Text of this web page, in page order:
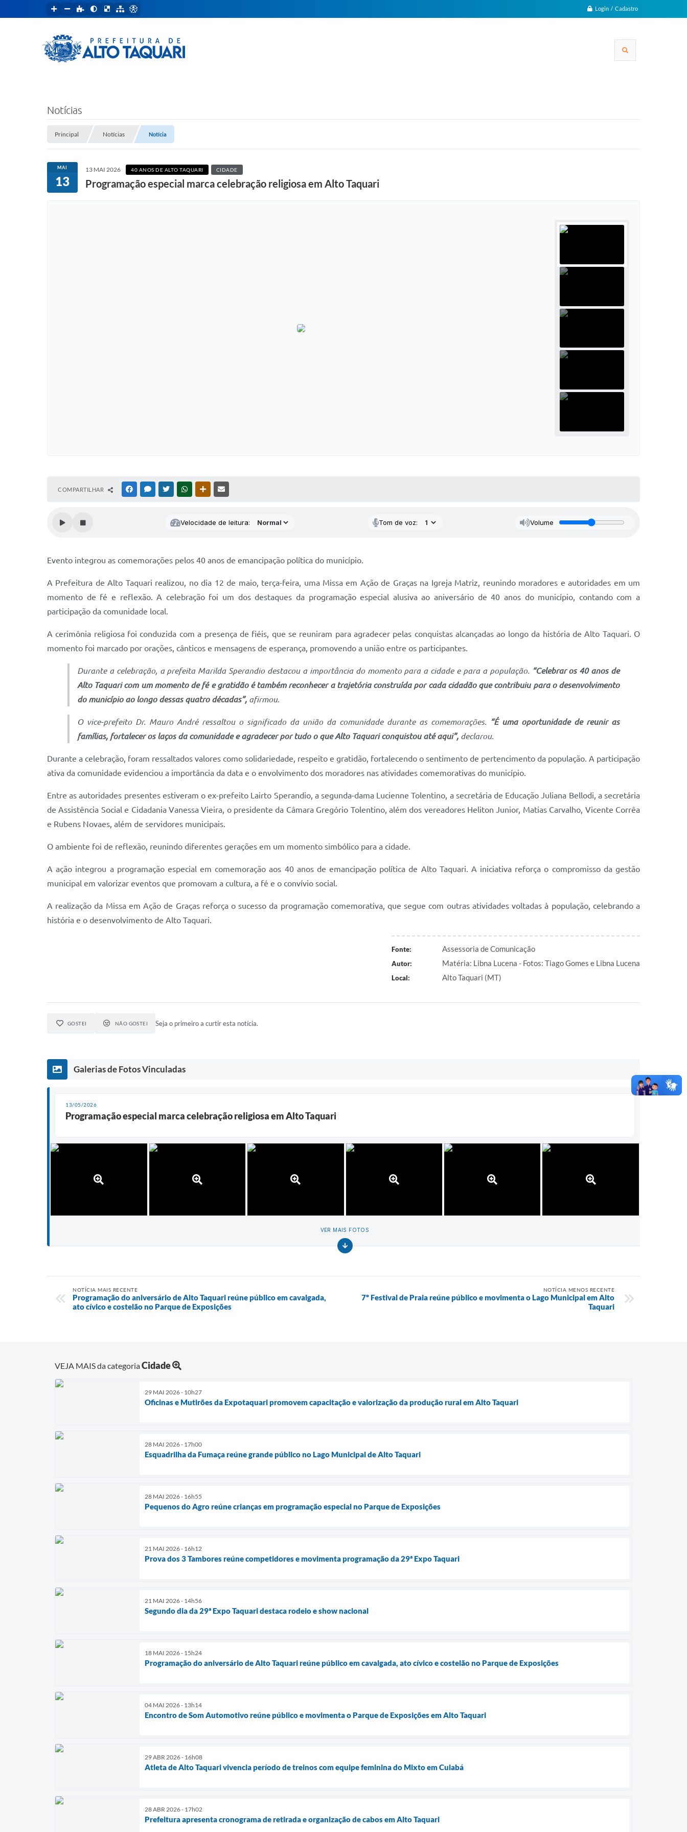
Login / Cadastro
Notícias
Principal Notícias Notícia
MAI
13
13 MAI 2026 40 ANOS DE ALTO TAQUARI CIDADE
Programação especial marca celebração religiosa em Alto Taquari
COMPARTILHAR FACEBOOKMESSENGER
TWITTERWHATSAPPOUTRAS MÍDIAS
Velocidade de leitura: Tom de voz: Volume
Evento integrou as comemorações pelos 40 anos de emancipação política do município.
A Prefeitura de Alto Taquari realizou, no dia 12 de maio, terça-feira, uma Missa em Ação de Graças na Igreja Matriz, reunindo moradores e autoridades em um
momento de fé e reflexão. A celebração foi um dos destaques da programação especial alusiva ao aniversário de 40 anos do município, contando com a
participação da comunidade local.
A cerimônia religiosa foi conduzida com a presença de fiéis, que se reuniram para agradecer pelas conquistas alcançadas ao longo da história de Alto Taquari. O
momento foi marcado por orações, cânticos e mensagens de esperança, promovendo a união entre os participantes.
Durante a celebração, a prefeita Marilda Sperandio destacou a importância do momento para a cidade e para a população. “Celebrar os 40 anos de
Alto Taquari com um momento de fé e gratidão é também reconhecer a trajetória construída por cada cidadão que contribuiu para o desenvolvimento
do município ao longo dessas quatro décadas”, afirmou.
O vice-prefeito Dr. Mauro André ressaltou o significado da união da comunidade durante as comemorações.
“É uma oportunidade de reunir as
famílias, fortalecer os laços da comunidade e agradecer por tudo o que Alto Taquari conquistou até aqui”, declarou.
Durante a celebração, foram ressaltados valores como solidariedade, respeito e gratidão, fortalecendo o sentimento de pertencimento da população. A participação
ativa da comunidade evidenciou a importância da data e o envolvimento dos moradores nas atividades comemorativas do município.
Entre as autoridades presentes estiveram o ex-prefeito Lairto Sperandio, a segunda-dama Lucienne Tolentino, a secretária de Educação Juliana Bellodi, a secretária
de Assistência Social e Cidadania Vanessa Vieira, o presidente da Câmara Gregório Tolentino, além dos vereadores Heliton Junior, Matias Carvalho, Vicente Corrêa
e Rubens Novaes, além de servidores municipais.
O ambiente foi de reflexão, reunindo diferentes gerações em um momento simbólico para a cidade.
A ação integrou a programação especial em comemoração aos 40 anos de emancipação política de Alto Taquari. A iniciativa reforça o compromisso da gestão
municipal em valorizar eventos que promovam a cultura, a fé e o convívio social.
A realização da Missa em Ação de Graças reforça o sucesso da programação comemorativa, que segue com outras atividades voltadas à população, celebrando a
história e o desenvolvimento de Alto Taquari.
Fonte: Assessoria de Comunicação
Autor: Matéria: Libna Lucena - Fotos: Tiago Gomes e Libna Lucena
Local: Alto Taquari (MT)
GOSTEI NÃO GOSTEI Seja o primeiro a curtir esta notícia.
Galerias de Fotos Vinculadas
13/05/2026
Programação especial marca celebração religiosa em Alto Taquari
VER MAIS FOTOS
NOTÍCIA MAIS RECENTE
Programação do aniversário de Alto Taquari reúne público em cavalgada,
ato cívico e costelão no Parque de Exposições
NOTÍCIA MENOS RECENTE
7º Festival de Praia reúne público e movimenta o Lago Municipal em Alto
Taquari
VEJA MAIS da categoriaCidade
29 MAI 2026 - 10h27
Oficinas e Mutirões da Expotaquari promovem capacitação e valorização da produção rural em Alto Taquari
28 MAI 2026 - 17h00
Esquadrilha da Fumaça reúne grande público no Lago Municipal de Alto Taquari
28 MAI 2026 - 16h55
Pequenos do Agro reúne crianças em programação especial no Parque de Exposições
21 MAI 2026 - 16h12
Prova dos 3 Tambores reúne competidores e movimenta programação da 29ª Expo Taquari
21 MAI 2026 - 14h56
Segundo dia da 29ª Expo Taquari destaca rodeio e show nacional
18 MAI 2026 - 15h24
Programação do aniversário de Alto Taquari reúne público em cavalgada, ato cívico e costelão no Parque de Exposições
04 MAI 2026 - 13h14
Encontro de Som Automotivo reúne público e movimenta o Parque de Exposições em Alto Taquari
29 ABR 2026 - 16h08
Atleta de Alto Taquari vivencia período de treinos com equipe feminina do Mixto em Cuiabá
28 ABR 2026 - 17h02
Prefeitura apresenta cronograma de retirada e organização de cabos em Alto Taquari